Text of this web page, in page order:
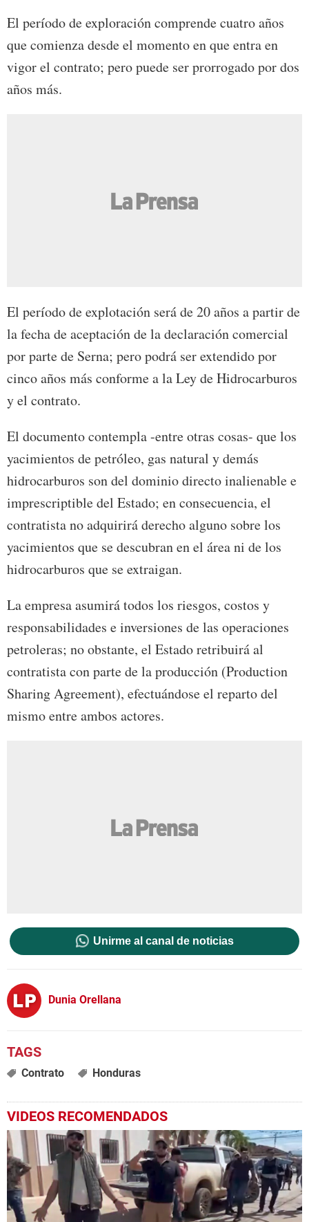
El período de exploración comprende cuatro años
que comienza desde el momento en que entra en
vigor el contrato; pero puede ser prorrogado por dos
años más.
El período de explotación será de 20 años a partir de
la fecha de aceptación de la declaración comercial
por parte de Serna; pero podrá ser extendido por
cinco años más conforme a la Ley de Hidrocarburos
y el contrato.
El documento contempla -entre otras cosas- que los
yacimientos de petróleo, gas natural y demás
hidrocarburos son del dominio directo inalienable e
imprescriptible del Estado; en consecuencia, el
contratista no adquirirá derecho alguno sobre los
yacimientos que se descubran en el área ni de los
hidrocarburos que se extraigan.
La empresa asumirá todos los riesgos, costos y
responsabilidades e inversiones de las operaciones
petroleras; no obstante, el Estado retribuirá al
contratista con parte de la producción (Production
Sharing Agreement), efectuándose el reparto del
mismo entre ambos actores.
Unirme al canal de noticias
Dunia Orellana
Contrato Honduras
VIDEOS RECOMENDADOS